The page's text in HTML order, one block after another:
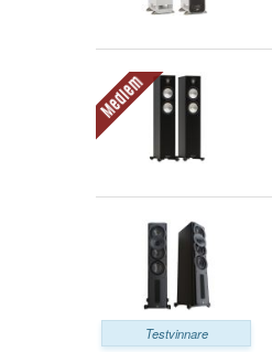
Medlem
Testvinnare